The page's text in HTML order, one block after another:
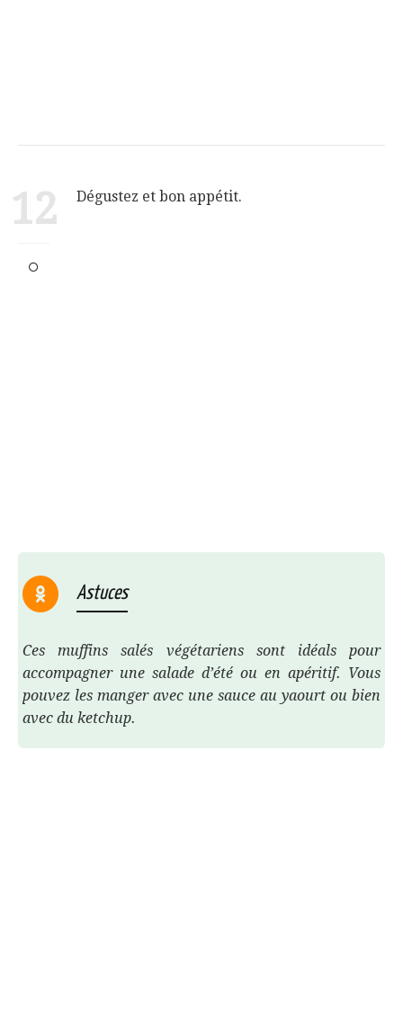
12 Dégustez et bon appétit.
Astuces
Ces muffins salés végétariens sont idéals pour
accompagner une salade d’été ou en apéritif. Vous
pouvez les manger avec une sauce au yaourt ou bien
avec du ketchup.